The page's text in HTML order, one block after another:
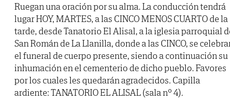
Ruegan una oración por su alma. La conducción tendrá
lugar HOY, MARTES, a las CINCO MENOS CUARTO de la
tarde, desde Tanatorio El Alisal, a la iglesia parroquial
San Román de La Llanilla, donde a las CINCO, se
el funeral de cuerpo presente, siendo a continuación su
inhumación en el cementerio de dicho pueblo. Favores
por los cuales les quedarán agradecidos. Capilla
ardiente: TANATORIO EL ALISAL (sala nº 4).